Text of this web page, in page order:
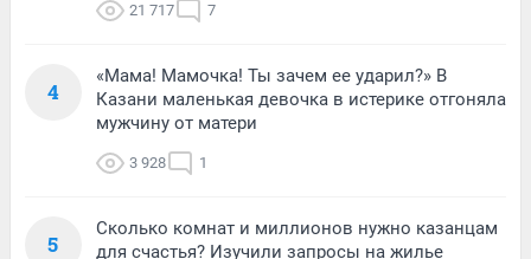
21 717 7
4
«Мама! Мамочка! Ты зачем ее ударил?» В
Казани маленькая девочка в истерике отгоняла
мужчину от матери
3 928 1
5
Сколько комнат и миллионов нужно казанцам
для счастья? Изучили запросы на жилье